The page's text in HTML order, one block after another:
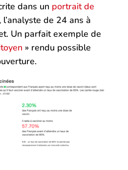
dans un portrait de
l’analyste de 24 ans à
Un parfait exemple de
» rendu possible